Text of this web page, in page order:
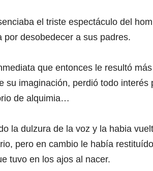
el triste espectáculo del
desobedecer a sus padres.
que entonces le resultó más
su imaginación, perdió todo interés
de alquimia…
la dulzura de la voz y la habia
pero en cambio le había
tuvo en los ajos al nacer.